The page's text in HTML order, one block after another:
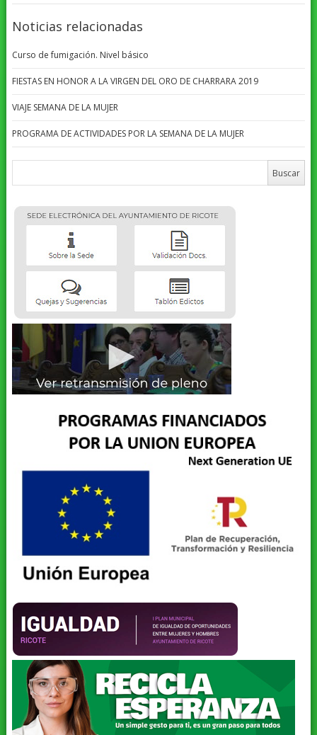
Noticias relacionadas
Curso de fumigación. Nivel básico
FIESTAS EN HONOR A LA VIRGEN DEL ORO DE CHARRARA 2019
VIAJE SEMANA DE LA MUJER
PROGRAMA DE ACTIVIDADES POR LA SEMANA DE LA MUJER